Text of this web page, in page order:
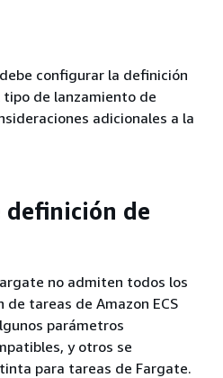
configurar la definición
de lanzamiento de
adicionales a la
definición de
no admiten todos los
tareas de Amazon ECS
parámetros
y otros se
para tareas de Fargate.